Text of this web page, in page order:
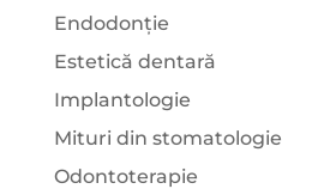
Endodonție
Estetică dentară
Implantologie
Mituri din stomatologie
Odontoterapie